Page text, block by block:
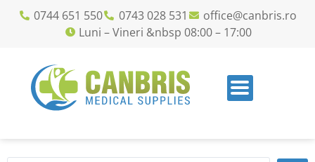
0744 651 550 0743 028 531
office@canbris.ro
Luni – Vineri &nbsp 08:00 – 17:00